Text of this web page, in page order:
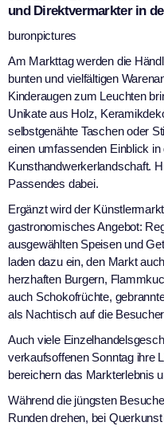
und Direktvermarkter in
buronpictures
Am Markttag werden die
bunten und vielfältigen
Kinderaugen zum Leuchten
Unikate aus Holz,
selbstgenähte Taschen oder
einen umfassenden Einblick in
Kunsthandwerkerlandschaft.
Passendes dabei.
Ergänzt wird der
gastronomisches Angebot:
ausgewählten Speisen und
laden dazu ein, den Markt
herzhaften Burgern,
auch Schokofrüchte,
als Nachtisch auf die
Auch viele
verkaufsoffenen Sonntag ihre
bereichern das Markterlebnis
Während die jüngsten
Runden drehen, bei